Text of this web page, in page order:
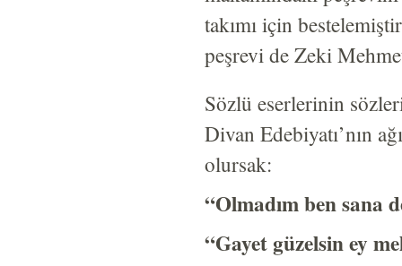
takımı için
peşrevi de Zeki
Sözlü eserlerinin
Divan Edebiyatı’nın
olursak:
“Olmadım ben sana
“Gayet güzelsin ey